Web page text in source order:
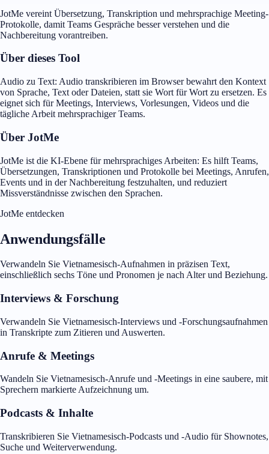
JotMe vereint Übersetzung, Transkription und mehrsprachige Meeting-
Protokolle, damit Teams Gespräche besser verstehen und die
Nachbereitung vorantreiben.
Über dieses Tool
Audio zu Text: Audio transkribieren im Browser bewahrt den Kontext
von Sprache, Text oder Dateien, statt sie Wort für Wort zu ersetzen. Es
eignet sich für Meetings, Interviews, Vorlesungen, Videos und die
tägliche Arbeit mehrsprachiger Teams.
Über JotMe
JotMe ist die KI-Ebene für mehrsprachiges Arbeiten: Es hilft Teams,
Übersetzungen, Transkriptionen und Protokolle bei Meetings, Anrufen,
Events und in der Nachbereitung festzuhalten, und reduziert
Missverständnisse zwischen den Sprachen.
JotMe entdecken
Anwendungsfälle
Verwandeln Sie Vietnamesisch-Aufnahmen in präzisen Text,
einschließlich sechs Töne und Pronomen je nach Alter und Beziehung.
Interviews & Forschung
Verwandeln Sie Vietnamesisch-Interviews und -Forschungsaufnahmen
in Transkripte zum Zitieren und Auswerten.
Anrufe & Meetings
Wandeln Sie Vietnamesisch-Anrufe und -Meetings in eine saubere, mit
Sprechern markierte Aufzeichnung um.
Podcasts & Inhalte
Transkribieren Sie Vietnamesisch-Podcasts und -Audio für Shownotes,
Suche und Weiterverwendung.